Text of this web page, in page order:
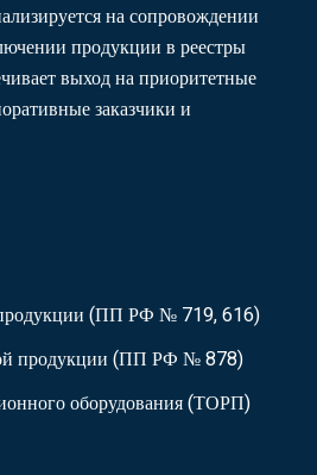
на сопровождении
продукции в реестры
выход на приоритетные
заказчики и
(ПП РФ № 719, 616)
продукции (ПП РФ № 878)
оборудования (ТОРП)